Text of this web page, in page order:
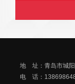
地 址：青岛市城阳
电 话：